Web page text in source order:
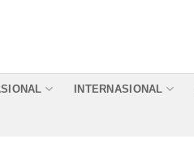
INTERNASIONAL